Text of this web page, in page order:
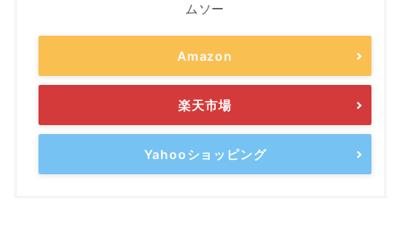
ムソー
Amazon
楽天市場
Yahooショッピング